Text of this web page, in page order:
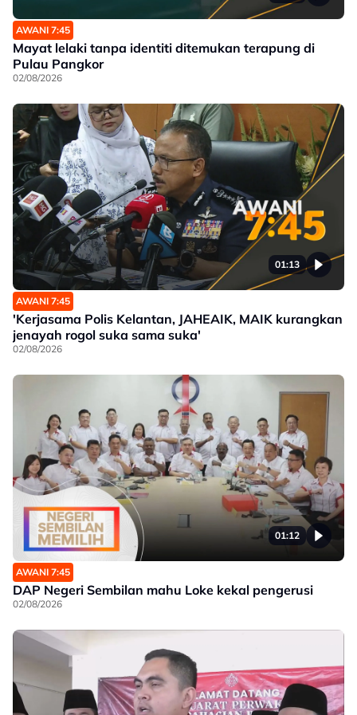
AWANI 7:45
Mayat lelaki tanpa identiti ditemukan terapung di
Pulau Pangkor
02/08/2026
01:13
AWANI 7:45
'Kerjasama Polis Kelantan, JAHEAIK, MAIK kurangkan
jenayah rogol suka sama suka'
02/08/2026
01:12
AWANI 7:45
DAP Negeri Sembilan mahu Loke kekal pengerusi
02/08/2026